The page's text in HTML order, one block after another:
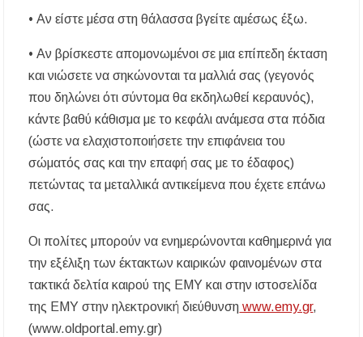
• Αν είστε μέσα στη θάλασσα βγείτε αμέσως έξω.
• Αν βρίσκεστε απομονωμένοι σε μια επίπεδη έκταση
και νιώσετε να σηκώνονται τα μαλλιά σας (γεγονός
που δηλώνει ότι σύντομα θα εκδηλωθεί κεραυνός),
κάντε βαθύ κάθισμα με το κεφάλι ανάμεσα στα πόδια
(ώστε να ελαχιστοποιήσετε την επιφάνεια του
σώματός σας και την επαφή σας με το έδαφος)
πετώντας τα μεταλλικά αντικείμενα που έχετε επάνω
σας.
Οι πολίτες μπορούν να ενημερώνονται καθημερινά για
την εξέλιξη των έκτακτων καιρικών φαινομένων στα
τακτικά δελτία καιρού της ΕΜΥ και στην ιστοσελίδα
της ΕΜΥ στην ηλεκτρονική διεύθυνση www.emy.gr,
(www.oldportal.emy.gr)